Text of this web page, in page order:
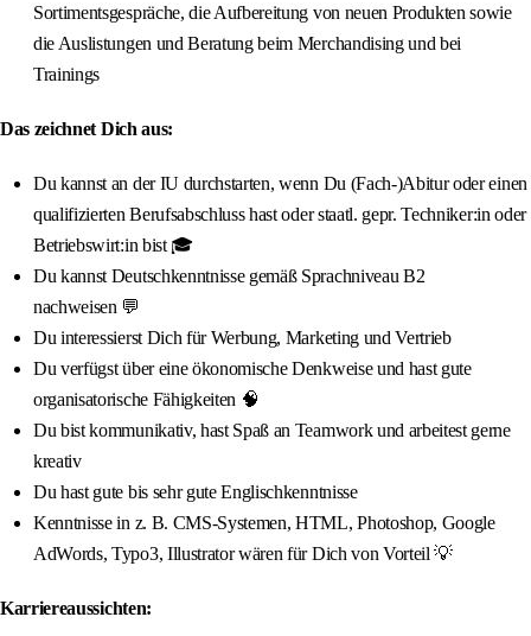
Sortimentsgespräche, die Aufbereitung von neuen Produkten sowie
die Auslistungen und Beratung beim Merchandising und bei
Trainings
Das zeichnet Dich aus:
Du kannst an der IU durchstarten, wenn Du (Fach-)Abitur oder einen
qualifizierten Berufsabschluss hast oder staatl. gepr. Techniker:in oder
Betriebswirt:in bist 🎓
Du kannst Deutschkenntnisse gemäß Sprachniveau B2
nachweisen 💬
Du interessierst Dich für Werbung, Marketing und Vertrieb
Du verfügst über eine ökonomische Denkweise und hast gute
organisatorische Fähigkeiten 🧠
Du bist kommunikativ, hast Spaß an Teamwork und arbeitest gerne
kreativ
Du hast gute bis sehr gute Englischkenntnisse
Kenntnisse in z. B. CMS-Systemen, HTML, Photoshop, Google
AdWords, Typo3, Illustrator wären für Dich von Vorteil 💡
Karriereaussichten: